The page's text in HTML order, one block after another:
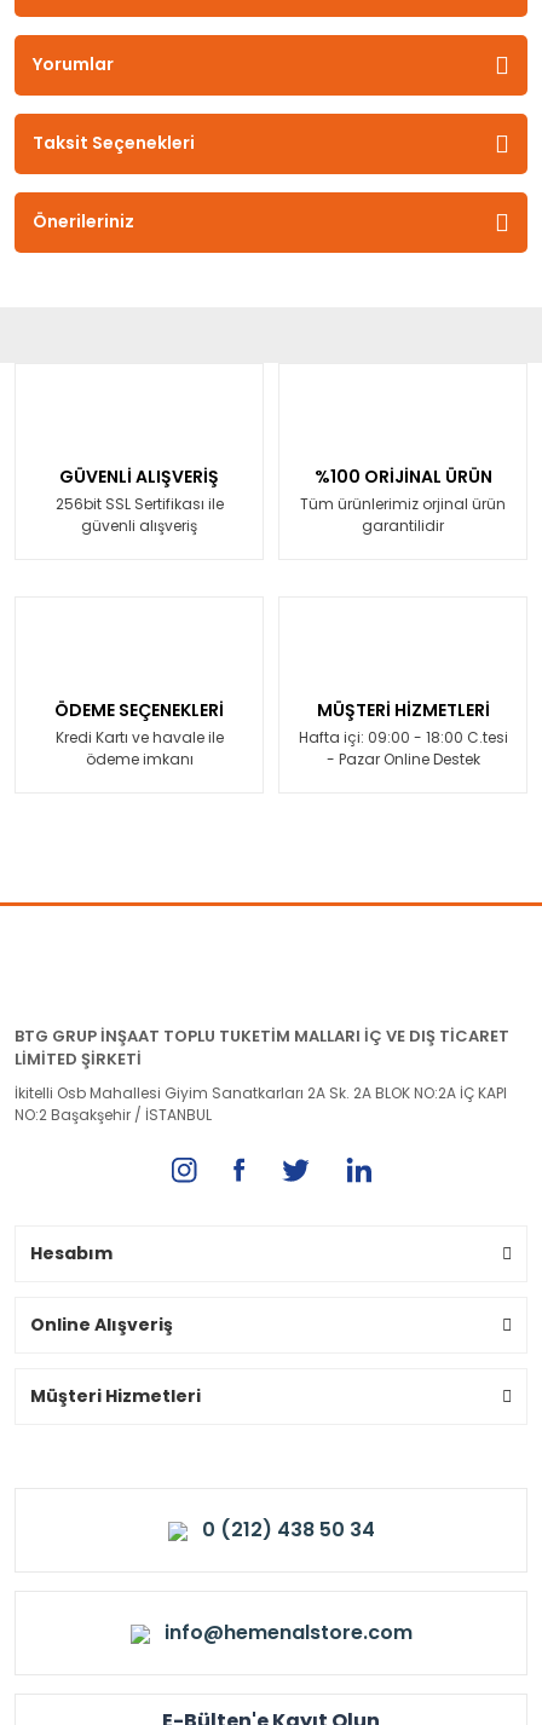
Yorumlar
Taksit Seçenekleri
Önerileriniz
GÜVENLİ ALIŞVERİŞ
256bit SSL Sertifikası ile
güvenli alışveriş
%100 ORİJİNAL ÜRÜN
Tüm ürünlerimiz orjinal ürün
garantilidir
ÖDEME SEÇENEKLERİ
Kredi Kartı ve havale ile
ödeme imkanı
MÜŞTERİ HİZMETLERİ
Hafta içi: 09:00 - 18:00 C.tesi
- Pazar Online Destek
BTG GRUP İNŞAAT TOPLU TUKETİM MALLARI İÇ VE DIŞ TİCARET
LİMİTED ŞİRKETİ
İkitelli Osb Mahallesi Giyim Sanatkarları 2A Sk. 2A BLOK NO:2A İÇ KAPI
NO:2 Başakşehir / İSTANBUL
Hesabım
Online Alışveriş
Müşteri Hizmetleri
0 (212) 438 50 34
info@hemenalstore.com